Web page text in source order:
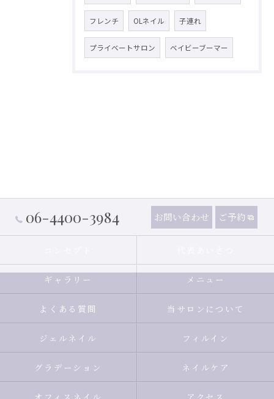
フレンチ OLネイル 子連れ
プライベートサロン ベイビーブーマー
06-4400-3984 お問い合わせ ご予約
ギャラリー メニュー
よくある質問 当サロンについて
ジェルネイル フィルイン
グラデーション ネイルケア
オフィスネイル アクセス